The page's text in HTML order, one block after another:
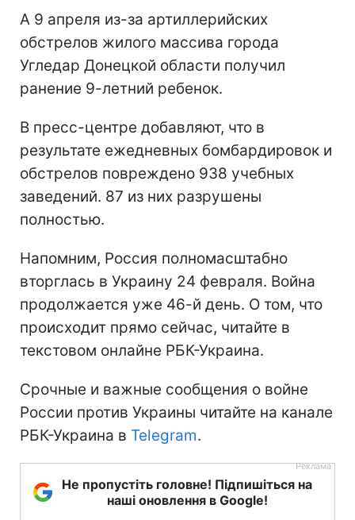
А 9 апреля из-за артиллерийских
обстрелов жилого массива города
Угледар Донецкой области получил
ранение 9-летний ребенок.
В пресс-центре добавляют, что в
результате ежедневных бомбардировок и
обстрелов повреждено 938 учебных
заведений. 87 из них разрушены
полностью.
Напомним, Россия полномасштабно
вторглась в Украину 24 февраля. Война
продолжается уже 46-й день. О том, что
происходит прямо сейчас, читайте в
текстовом онлайне РБК-Украина.
Срочные и важные сообщения о войне
России против Украины читайте на канале
РБК-Украина в Telegram.
Не пропустіть головне! Підпишіться на
наші оновлення в Google!